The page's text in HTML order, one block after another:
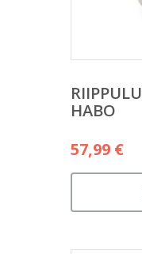
HABO
57,99 €